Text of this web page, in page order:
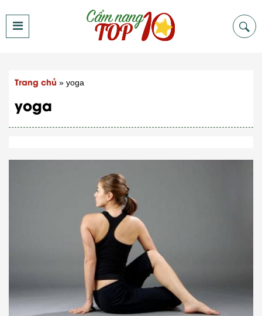
Trang chủ » yoga
yoga
Bạn tham gia group Zalo ngay hôm
nay để nhận voucher độc quyền và
deal sale cực hời nhé!